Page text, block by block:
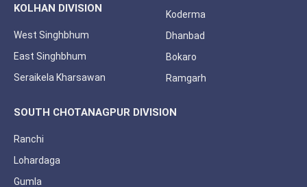
KOLHAN DIVISION
West Singhbhum
East Singhbhum
Seraikela Kharsawan
Koderma
Dhanbad
Bokaro
Ramgarh
SOUTH CHOTANAGPUR DIVISION
Ranchi
Lohardaga
Gumla